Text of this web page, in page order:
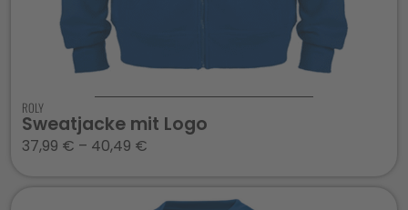
ROLY
Sweatjacke mit Logo
37,99 € – 40,49 €